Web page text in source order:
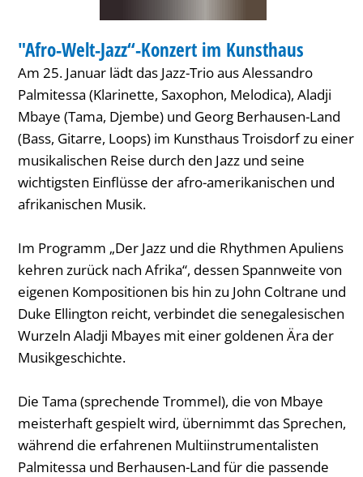
"Afro-Welt-Jazz“-Konzert im Kunsthaus
Am 25. Januar lädt das Jazz-Trio aus Alessandro
Palmitessa (Klarinette, Saxophon, Melodica), Aladji
Mbaye (Tama, Djembe) und Georg Berhausen-Land
(Bass, Gitarre, Loops) im Kunsthaus Troisdorf zu einer
musikalischen Reise durch den Jazz und seine
wichtigsten Einflüsse der afro-amerikanischen und
afrikanischen Musik.
Im Programm „Der Jazz und die Rhythmen Apuliens
kehren zurück nach Afrika“, dessen Spannweite von
eigenen Kompositionen bis hin zu John Coltrane und
Duke Ellington reicht, verbindet die senegalesischen
Wurzeln Aladji Mbayes mit einer goldenen Ära der
Musikgeschichte.
Die Tama (sprechende Trommel), die von Mbaye
meisterhaft gespielt wird, übernimmt das Sprechen,
während die erfahrenen Multiinstrumentalisten
Palmitessa und Berhausen-Land für die passende